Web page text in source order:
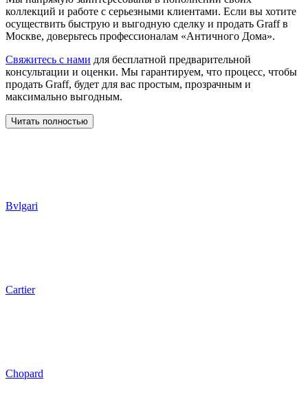
коллекций и работе с серьезными клиентами. Если вы хотите
осуществить быструю и выгодную сделку и продать Graff в
Москве, доверьтесь профессионалам «Античного Дома».
Свяжитесь с нами для бесплатной предварительной
консультации и оценки. Мы гарантируем, что процесс, чтобы
продать Graff, будет для вас простым, прозрачным и
максимально выгодным.
Читать полностью
Bvlgari
Cartier
Chopard